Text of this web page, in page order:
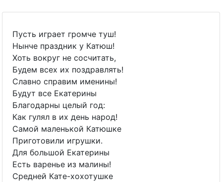
Пусть играет громче туш!
Нынче праздник у Катюш!
Хоть вокруг не сосчитать,
Будем всех их поздравлять!
Славно справим именины!
Будут все Екатерины
Благодарны целый год:
Как гулял в их день народ!
Самой маленькой Катюшке
Приготовили игрушки.
Для большой Екатерины
Есть варенье из малины!
Средней Кате-хохотушке